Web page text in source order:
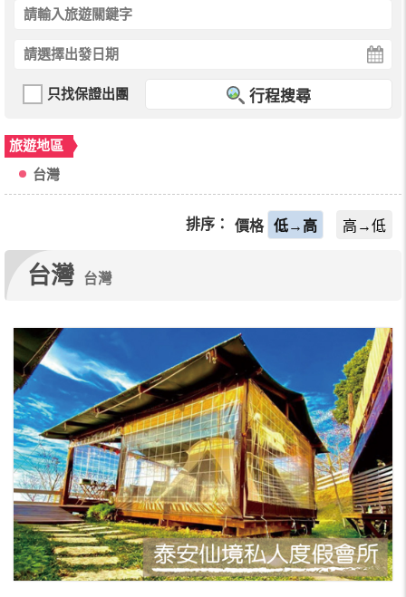
只找保證出團 行程搜尋
旅遊地區
台灣
排序： 價格 低→高 高→低
台灣 台灣